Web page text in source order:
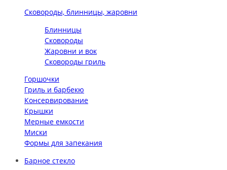
Сковороды, блинницы, жаровни
Блинницы
Сковороды
Жаровни и вок
Сковороды гриль
Горшочки
Гриль и барбекю
Консервирование
Крышки
Мерные емкости
Миски
Формы для запекания
Барное стекло